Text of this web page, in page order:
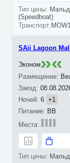
(Speedboat)
6 +1
SAii Lagoon
BB
Эконом